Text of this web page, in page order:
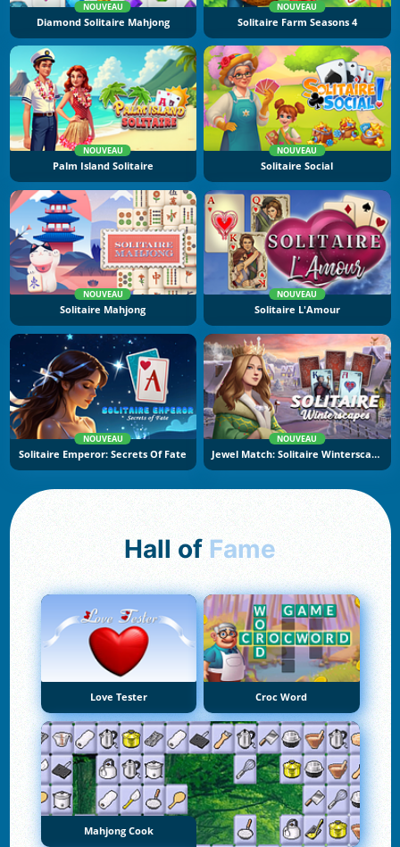
NOUVEAU
Diamond Solitaire Mahjong
NOUVEAU
Solitaire Farm Seasons 4
NOUVEAU
Palm Island Solitaire
NOUVEAU
Solitaire Social
NOUVEAU
Solitaire Mahjong
NOUVEAU
Solitaire L'Amour
NOUVEAU
Solitaire Emperor: Secrets Of Fate
NOUVEAU
Jewel Match: Solitaire Winterscapes
Hall of Fame
Love Tester Croc Word
Mahjong Cook